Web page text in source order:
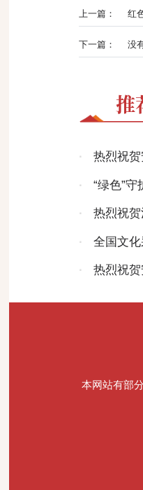
上一篇： 红
下一篇： 没
推
·
热烈祝
基地
· “绿色”
·
热烈祝
机构
· 全国文
·
热烈祝
本网站有部